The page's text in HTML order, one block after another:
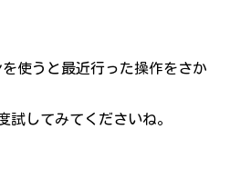
を使うと最近行った操作をさか
試してみてくださいね。